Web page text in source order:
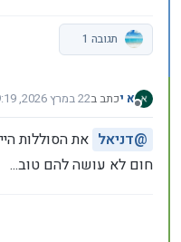
תגובה 1
מנותק
א יכתב ב22 במרץ 2026, 19:19
נערך לאחרונה על ידי
@דניאל את הסוללות
חום לא עושה להם טוב...